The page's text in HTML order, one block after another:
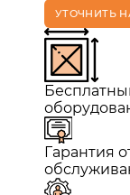
УТОЧНИТЬ
Гарантия